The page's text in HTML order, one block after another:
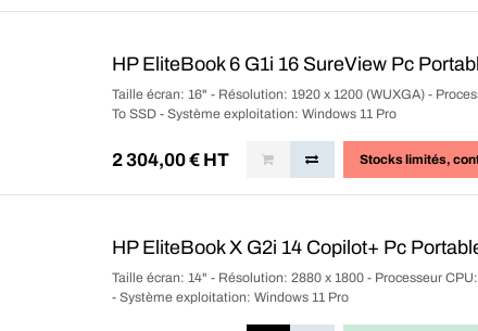
HP EliteBook 6 G1i 16 SureView Pc
Taille écran: 16" - Résolution: 1920 x 1200 (WUXGA) -
To SSD - Système exploitation: Windows 11 Pro
2 304,00€ HT Stocks limités,
HP EliteBook X G2i 14 Copilot+ Pc
Taille écran: 14" - Résolution: 2880 x 1800 - Processeur
- Système exploitation: Windows 11 Pro